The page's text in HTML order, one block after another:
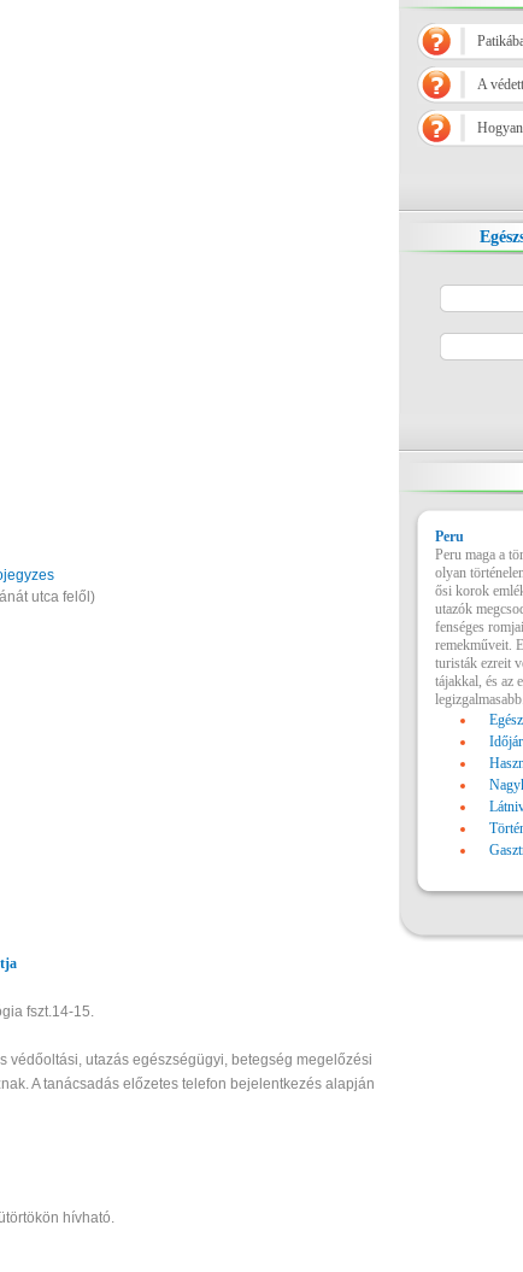
utca felől)
fszt.14-15.
védőoltási, utazás egészségügyi, betegség megelőzési
A tanácsadás előzetes telefon bejelentkezés alapján
hívható.
A
Peru
Peru maga a
olyan
ősi korok
utazók
fenséges
remekműveit.
turisták ezreit
tájakkal, és az